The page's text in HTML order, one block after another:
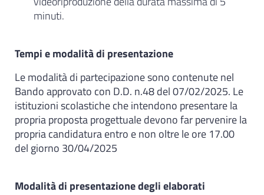
minuti.
Tempi e modalità di presentazione
Le modalità di partecipazione sono contenute nel
Bando approvato con D.D. n.48 del 07/02/2025. Le
istituzioni scolastiche che intendono presentare la
propria proposta progettuale devono far pervenire la
propria candidatura entro e non oltre le ore 17.00
del giorno 30/04/2025
Modalità di presentazione degli elaborati